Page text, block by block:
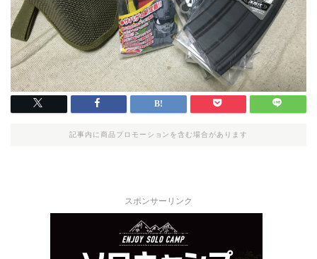
記事内に商品プロモーションを含む場合があります
スポンサーリンク